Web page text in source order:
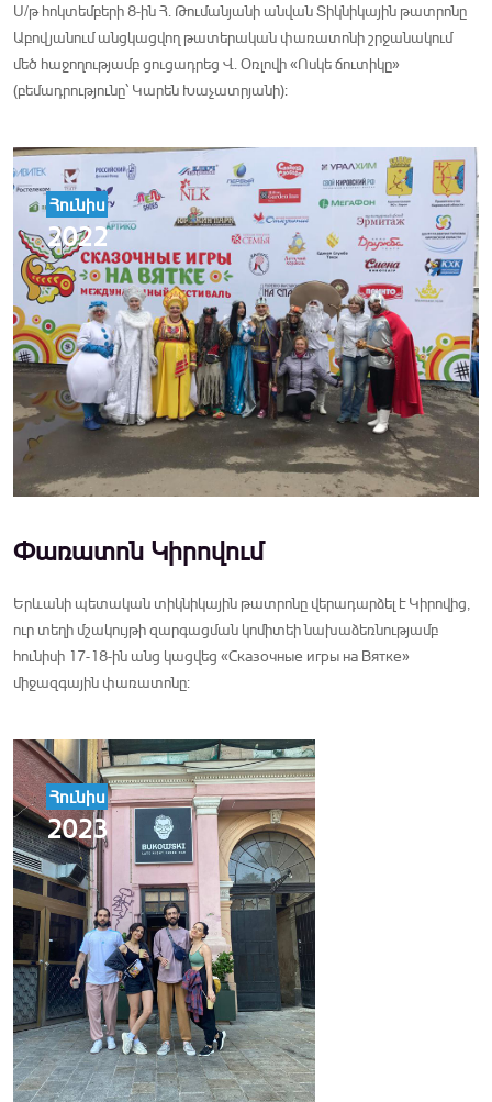
Ս/թ հոկտեմբերի 8-ին Հ. Թումանյանի անվան Տիկնիկային թատրոնը
Աբովյանում անցկացվող թատերական փառատոնի շրջանակում
մեծ հաջողությամբ ցուցադրեց Վ. Օռլովի «Ոսկե ճուտիկը»
(բեմադրությունը՝ Կարեն Խաչատրյանի):
Հունիս
2022
Փառատոն Կիրովում
Երևանի պետական տիկնիկային թատրոնը վերադարձել է Կիրովից,
ուր տեղի մշակույթի զարգացման կոմիտեի նախաձեռնությամբ
հունիսի 17-18-ին անց կացվեց «Сказочные игры на Вятке»
միջազգային փառատոնը:
Հունիս
2023